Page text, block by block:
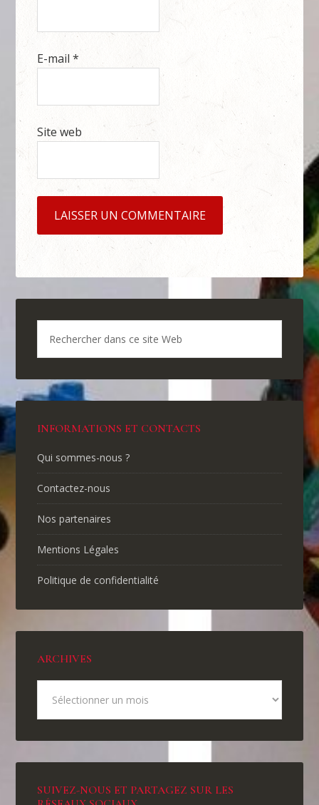
E-mail*
Site web
INFORMATIONS ET CONTACTS
Qui sommes-nous ?
Contactez-nous
Nos partenaires
Mentions Légales
Politique de confidentialité
ARCHIVES
SUIVEZ-NOUS ET PARTAGEZ SUR LES